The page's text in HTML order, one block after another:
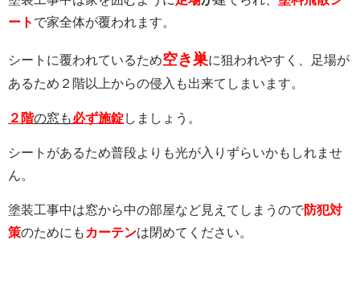
ート で家全体が覆われます。
シートに覆われているため空き巣に狙われやすく、足場が
あるため２階以上からの侵入も出来てしまいます。
２階の窓も必ず施錠しましょう。
シートがあるため普段よりも光が入りずらいかもしれませ
ん。
塗装工事中は窓から中の部屋など見えてしまうので防犯対
策のためにも カーテンは閉めてください。